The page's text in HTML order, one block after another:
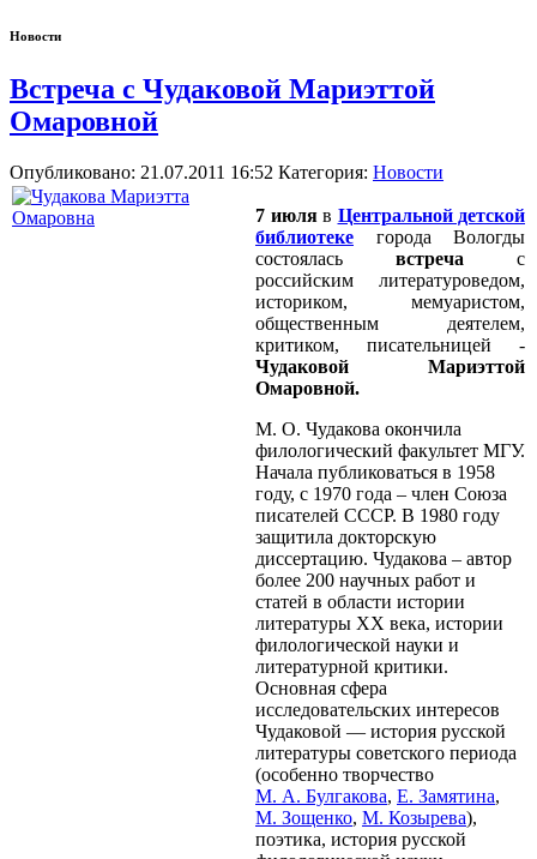
Новости
Встреча с Чудаковой Мариэттой
Омаровной
Опубликовано: 21.07.2011 16:52 Категория: Новости
7 июляв Центральной детской
библиотеке города Вологды
состоялась встреча с
российским литературоведом,
историком, мемуаристом,
общественным деятелем,
критиком, писательницей -
Чудаковой Мариэттой
Омаровной.
М. О. Чудакова окончила
филологический факультет МГУ.
Начала публиковаться в 1958
году, с 1970 года – член Союза
писателей СССР. В 1980 году
защитила докторскую
диссертацию. Чудакова – автор
более 200 научных работ и
статей в области истории
литературы XX века, истории
филологической науки и
литературной критики.
Основная сфера
исследовательских интересов
Чудаковой — история русской
литературы советского периода
(особенно творчество
М. А. Булгакова, Е. Замятина,
М. Зощенко, М. Козырева),
поэтика, история русской